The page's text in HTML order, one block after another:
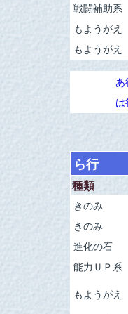
戦闘補助系
もようがえ
もようがえ
あ
は
ら行
種類
きのみ
きのみ
進化の石
能力ＵＰ系
もようがえ